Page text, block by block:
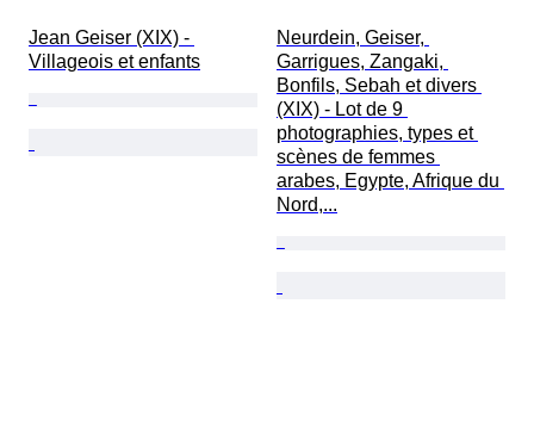
Jean Geiser (XIX) -
Villageois et enfants
Neurdein, Geiser,
Garrigues, Zangaki,
Bonfils, Sebah et divers
(XIX) - Lot de 9
photographies, types et
scènes de femmes
arabes, Egypte, Afrique du
Nord,...